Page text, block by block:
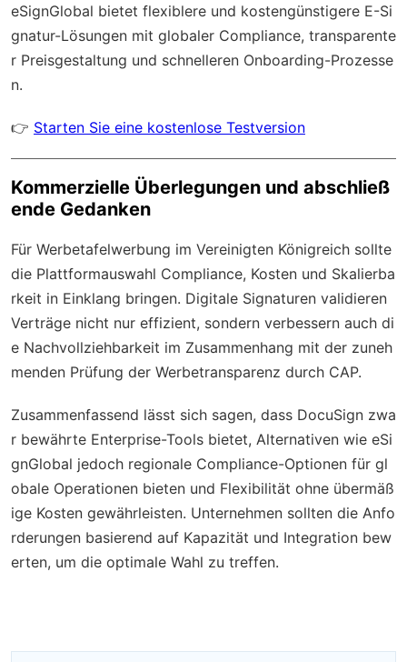
eSignGlobal bietet flexiblere und kostengünstigere E-Si
gnatur-Lösungen mit globaler Compliance, transparente
r Preisgestaltung und schnelleren Onboarding-Prozesse
n.
👉 Starten Sie eine kostenlose Testversion
Kommerzielle Überlegungen und abschließ
ende Gedanken
Für Werbetafelwerbung im Vereinigten Königreich sollte
die Plattformauswahl Compliance, Kosten und Skalierba
rkeit in Einklang bringen. Digitale Signaturen validieren
Verträge nicht nur effizient, sondern verbessern auch di
e Nachvollziehbarkeit im Zusammenhang mit der zuneh
menden Prüfung der Werbetransparenz durch CAP.
Zusammenfassend lässt sich sagen, dass DocuSign zwa
r bewährte Enterprise-Tools bietet, Alternativen wie eSi
gnGlobal jedoch regionale Compliance-Optionen für gl
obale Operationen bieten und Flexibilität ohne übermäß
ige Kosten gewährleisten. Unternehmen sollten die Anfo
rderungen basierend auf Kapazität und Integration bew
erten, um die optimale Wahl zu treffen.